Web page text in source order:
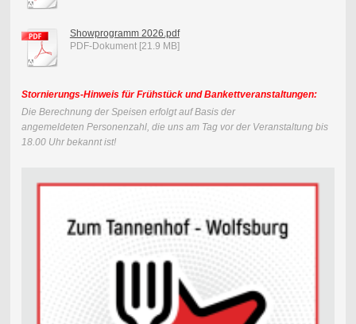
Showprogramm 2026.pdf
PDF-Dokument [21.9 MB]
Stornierungs-Hinweis für Frühstück und Bankettveranstaltungen:
Die Berechnung der Speisen erfolgt auf Basis der
angemeldeten Personenzahl, die uns am Tag vor der Veranstaltung bis
18.00 Uhr bekannt ist!